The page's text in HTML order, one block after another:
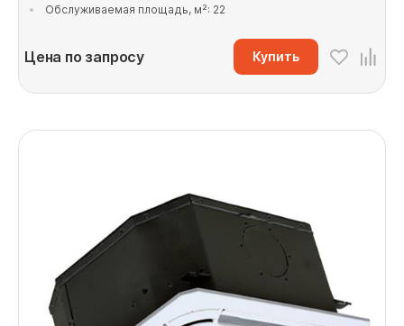
Обслуживаемая площадь, м²: 22
Цена по запросу Купить